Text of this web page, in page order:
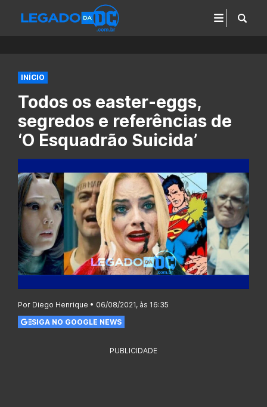
INÍCIO
Todos os easter-eggs,
segredos e referências de
‘O Esquadrão Suicida’
Por Diego Henrique • 06/08/2021, às 16:35
SIGA NO GOOGLE NEWS
PUBLICIDADE